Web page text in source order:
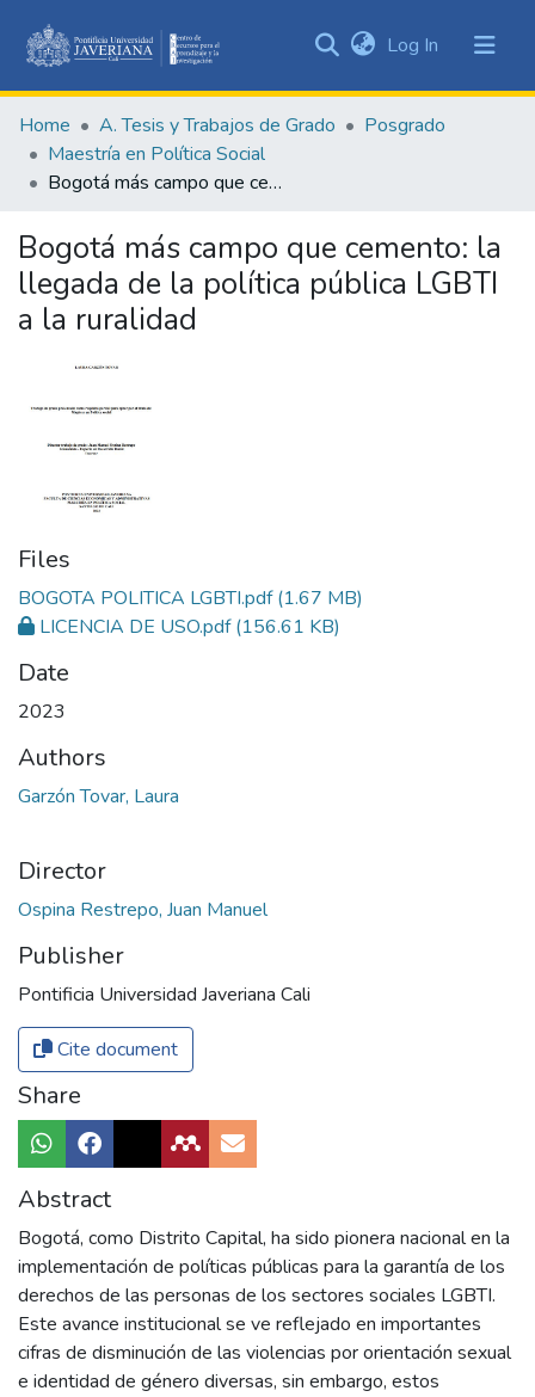
&
Collections
All of DSpace
Statistics
Log In (current)
Home A. Tesis y Trabajos de Grado
Posgrado
Maestría en Política Social
Bogotá más campo que cemento: la llegada de la política pública LGBTI a la ruralidad
Bogotá más campo que cemento: la
llegada de la política pública LGBTI
a la ruralidad
Files
BOGOTA POLITICA LGBTI.pdf(1.67 MB)
LICENCIA DE USO.pdf(156.61 KB)
Date
2023
Authors
Garzón Tovar, Laura
Director
Ospina Restrepo, Juan Manuel
Publisher
Pontificia Universidad Javeriana Cali
Cite document
Share
Abstract
Bogotá, como Distrito Capital, ha sido pionera nacional en la
implementación de políticas públicas para la garantía de los
derechos de las personas de los sectores sociales LGBTI.
Este avance institucional se ve reflejado en importantes
cifras de disminución de las violencias por orientación sexual
e identidad de género diversas, sin embargo, estos